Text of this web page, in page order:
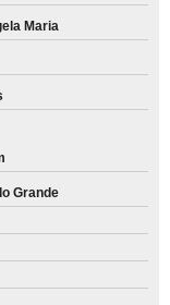
Maria
Grande